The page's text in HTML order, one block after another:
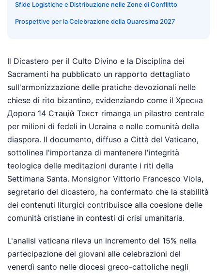
Sfide Logistiche e Distribuzione nelle Zone di Conflitto
Prospettive per la Celebrazione della Quaresima 2027
Il Dicastero per il Culto Divino e la Disciplina dei
Sacramenti ha pubblicato un rapporto dettagliato
sull'armonizzazione delle pratiche devozionali nelle
chiese di rito bizantino, evidenziando come il Хресна
Дорога 14 Стацій Текст rimanga un pilastro centrale
per milioni di fedeli in Ucraina e nelle comunità della
diaspora. Il documento, diffuso a Città del Vaticano,
sottolinea l'importanza di mantenere l'integrità
teologica delle meditazioni durante i riti della
Settimana Santa. Monsignor Vittorio Francesco Viola,
segretario del dicastero, ha confermato che la stabilità
dei contenuti liturgici contribuisce alla coesione delle
comunità cristiane in contesti di crisi umanitaria.
L'analisi vaticana rileva un incremento del 15% nella
partecipazione dei giovani alle celebrazioni del
venerdì santo nelle diocesi greco-cattoliche negli